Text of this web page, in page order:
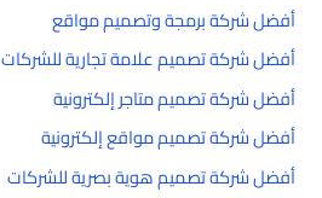
أفضل شركة برمجة وتصميم مواقع
أفضل شركة تصميم علامة تجارية للشركات
أفضل شركة تصميم متاجر إلكترونية
أفضل شركة تصميم مواقع إلكترونية
أفضل شركة تصميم هوية بصرية للشركات